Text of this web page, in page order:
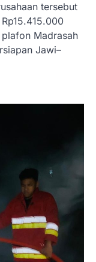
tersebut
Madrasah
Jawi–